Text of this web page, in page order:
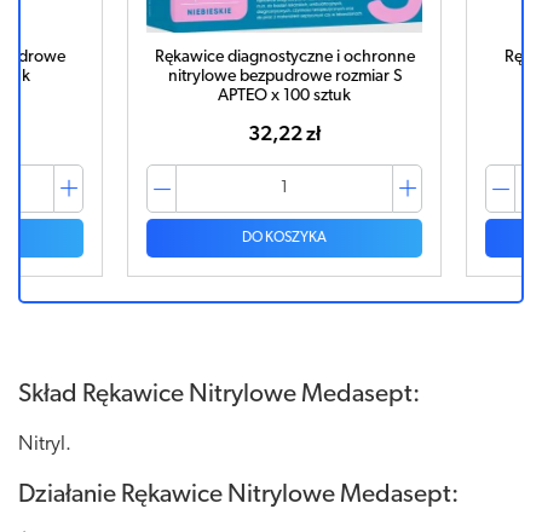
Rękawice diagnostyczne i ochronne
nitrylowe bezpudrowe rozmiar S
APTEO x 100 sztuk
32,22 zł
DO KOSZYKA
Skład Rękawice Nitrylowe Medasept:
Nitryl.
Działanie Rękawice Nitrylowe Medasept: